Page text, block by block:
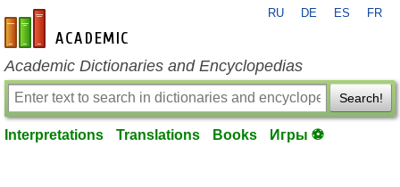
en-academic.com
RU DE ES FR
Academic Dictionaries and Encyclopedias
Search!
Interpretations Translations Books Игры ⚽